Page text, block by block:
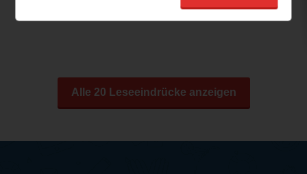
passt prima zu einem Tröd - ähm,...
Alle 20 Leseeindrücke anzeigen